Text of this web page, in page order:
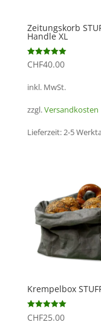
Zeitungskorb
Handle XL
Bewertet mit
5.00
CHF40.00
inkl. MwSt.
zzgl.Versandkosten
Lieferzeit:2-5
Krempelbox
Bewertet mit
5.00
CHF25.00